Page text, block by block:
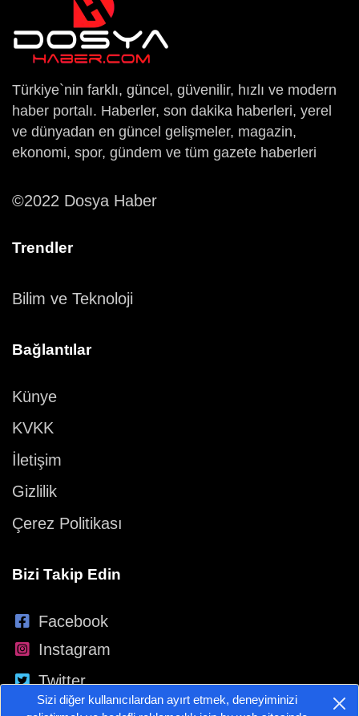
Türkiye`nin farklı, güncel, güvenilir, hızlı ve modern
haber portalı. Haberler, son dakika haberleri, yerel
ve dünyadan en güncel gelişmeler, magazin,
ekonomi, spor, gündem ve tüm gazete haberleri
©2022 Dosya Haber
Trendler
Bilim ve Teknoloji
Bağlantılar
Künye
KVKK
İletişim
Gizlilik
Çerez Politikası
Bizi Takip Edin
Facebook
Instagram
Twitter
Sizi diğer kullanıcılardan ayırt etmek, deneyiminizi